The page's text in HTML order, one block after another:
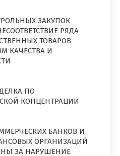
ЗАКУПОК
РЯДА
ТОВАРОВ
КАЧЕСТВА И
ПО
КОНЦЕНТРАЦИИ
БАНКОВ И
ОРГАНИЗАЦИЙ
ЗА НАРУШЕНИЕ